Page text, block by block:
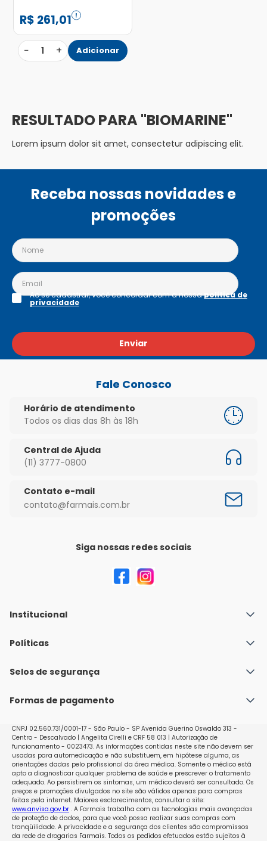
R$ 261,01
− 1 + Adicionar
BIOMARINE
Lorem ipsum dolor sit amet, consectetur adipiscing elit.
Receba nossas novidades e
promoções
Enviar
Ao se cadastrar, você concordar com a nossapolítica de
privacidade
Fale Conosco
Horário de atendimento
Todos os dias das 8h às 18h
Central de Ajuda
(11) 3777-0800
Contato e-mail
contato@farmais.com.br
Siga nossas redes sociais
Institucional
Quem Somos
Nossas lojas
Políticas
Política de Envio
Políticas de Trocas e Devoluções
Selos de segurança
Formas de pagamento
CNPJ 02.560.731/0001-17 - São Paulo - SP Avenida Guerino Oswaldo 313 -
Centro - Descalvado | Angelita Cirelli e CRF 58 013 | Autorização de
funcionamento - 0023473. As informações contidas neste site não devem ser
usadas para automedicação e não substituem, em hipótese alguma, as
orientações dadas pelo profissional da área médica. Somente o médico está
apto a diagnosticar qualquer problema de saúde e prescrever o tratamento
adequado. Ao persistirem os sintomas, um médico deverá ser consultado. Os
preços e promoções divulgados no site são válidos apenas para compras
feitas pela internet. Maiores esclarecimentos, consultar o site:
www.anvisa.gov.br. A Farmais trabalha com as tecnologias mais avançadas
de proteção de dados, para que você possa realizar suas compras com
tranqüilidade. A privacidade e a segurança dos clientes são compromissos
da rede de drogarias Farmais. Todos os pedidos efetuados estão sujeitos à